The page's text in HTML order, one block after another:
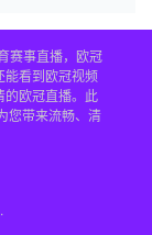
赛事直播，欧冠
能看到欧冠视频
的欧冠直播。此
您带来流畅、清